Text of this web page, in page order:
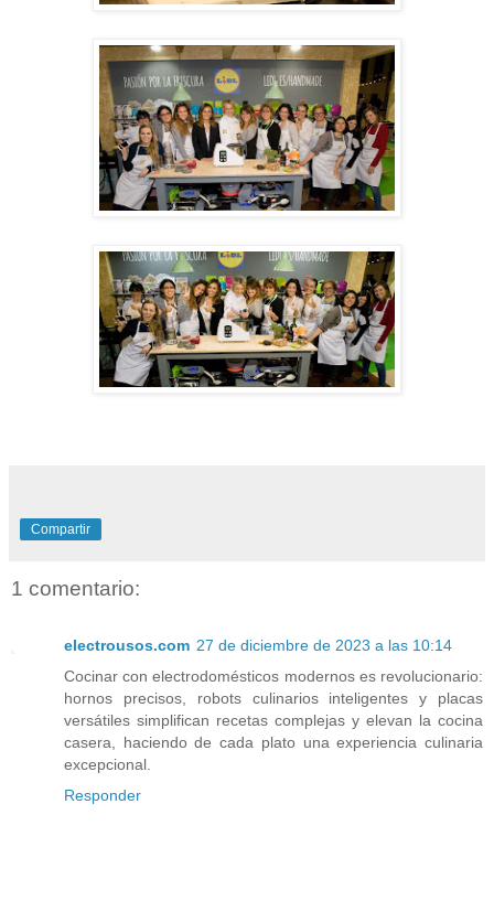
Compartir
1 comentario:
electrousos.com 27 de diciembre de 2023 a las 10:14
Cocinar con electrodomésticos modernos es revolucionario:
hornos precisos, robots culinarios inteligentes y placas
versátiles simplifican recetas complejas y elevan la cocina
casera, haciendo de cada plato una experiencia culinaria
excepcional.
Responder